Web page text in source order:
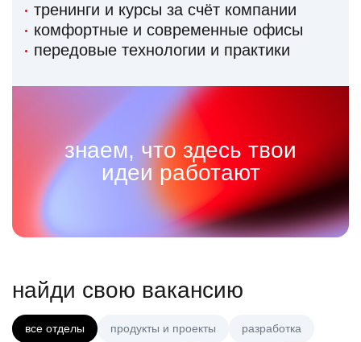
тренинги и курсы за счёт компании
комфортные и современные офисы
передовые технологии и практики
знаем, что здесь твои
идеи работают
найди свою вакансию
все отделы продукты и проекты разработка